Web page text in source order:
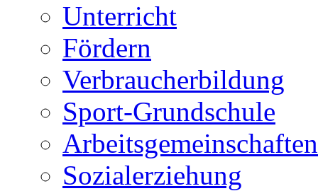
Unterricht
Fördern
Verbraucherbildung
Sport-Grundschule
Arbeitsgemeinschaften
Sozialerziehung